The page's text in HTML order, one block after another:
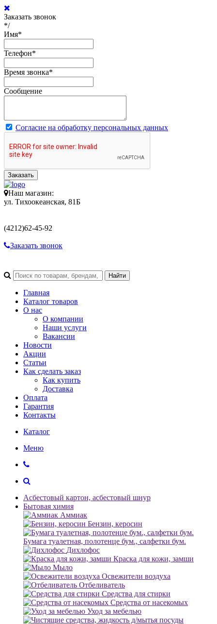
Заказать звонок
*/
Имя*
Телефон*
Время звонка*
Сообщение
Согласие на обработку персональных данных
Заказать
Наш магазин:
ул. Тихоокеанская, 81Б
(4212)62-45-92
Заказать звонок
Главная
Каталог товаров
О нас
О компании
Наши услуги
Вакансии
Новости
Акции
Статьи
Как сделать заказ
Как купить
Доставка
Оплата
Гарантия
Контакты
Каталог
Меню
Асбестовый картон, асбестовый шнур
Бытовая химия
Аммиак
Бензин, керосин
Бумага туалетная, полотенце бум., салфетки бум.
Дихлофос
Краска для кожи, замши
Мыло
Освежители воздуха
Отбеливатель
Средства для стирки
Средства от насекомых
Уход за мебелью